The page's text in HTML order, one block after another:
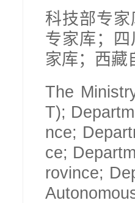
科技部专
专家库；
家库；西藏
The
T);
nce;
ce;
rovince;